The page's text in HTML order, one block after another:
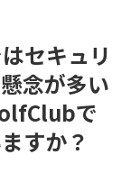
セキュリ
念が多い
で
すか？